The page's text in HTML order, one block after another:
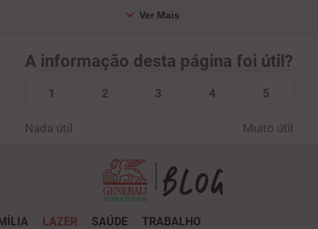
A informação desta página foi útil?
Nada útil
1 2 3 4 5
Muito útil
LAZER SAÚDE TRABALHO